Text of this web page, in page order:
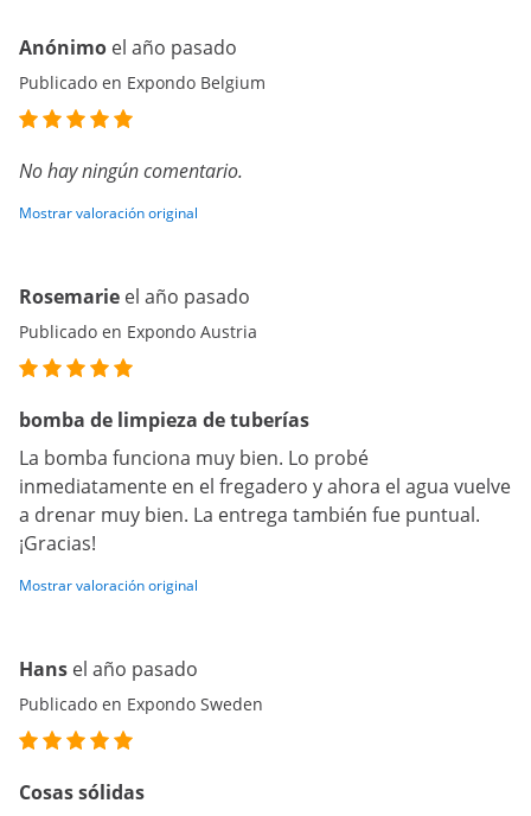
Anónimo el año pasado
Publicado en Expondo Belgium
No hay ningún comentario.
Mostrar valoración original
Rosemarie el año pasado
Publicado en Expondo Austria
bomba de limpieza de tuberías
La bomba funciona muy bien. Lo probé
inmediatamente en el fregadero y ahora el agua vuelve
a drenar muy bien. La entrega también fue puntual.
¡Gracias!
Mostrar valoración original
Hans el año pasado
Publicado en Expondo Sweden
Cosas sólidas